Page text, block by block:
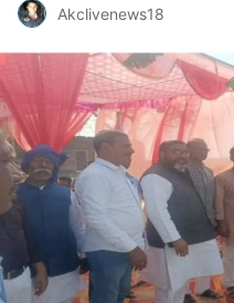
Akclivenews18